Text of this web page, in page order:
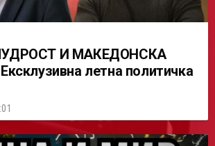
И МАКЕДОНСКА
летна политичка